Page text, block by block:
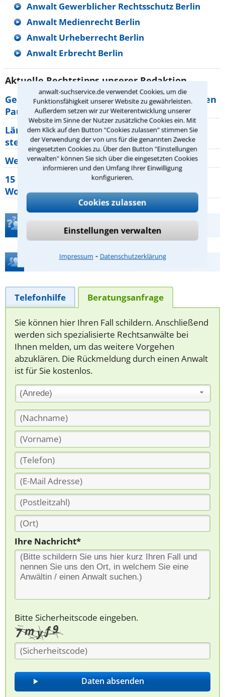
anwalt-suchservice.de verwendet Cookies, um die
Funktionsfähigkeit unserer Website zu gewährleisten.
Außerdem setzen wir zur Weiterentwicklung unserer
Website im Sinne der Nutzer zusätzliche Cookies ein. Mit
dem Klick auf den Button "Cookies zulassen" stimmen Sie
der Verwendung der von uns für die genannten Zwecke
eingesetzten Cookies zu. Über den Button "Einstellungen
verwalten" können Sie sich über die eingesetzten Cookies
informieren und den Umfang Ihrer Einwilligung
konfigurieren.
Cookies zulassen
Einstellungen verwalten
Impressum ⁃ Datenschutzerklärung
Anwalt Gewerblicher Rechtsschutz Berlin
Anwalt Medienrecht Berlin
Anwalt Urheberrecht Berlin
Anwalt Erbrecht Berlin
Aktuelle Rechtstipps unserer Redaktion
Geänderte Abflugzeiten: Welche Rechte haben
Pauschalurlauber?
Lärm von den Nachbarn: Welche Rechte
stehen mir zu?
Wer muss Zweitwohnungssteuer zahlen?
15 elementare Rechte, die jeder
Wohnungseigentümer kennen sollte
Teste Dein Rechtswissen
Hilfe bei Ihrer Anwaltsuche?
Telefonhilfe Beratungsanfrage
Sie können hier Ihren Fall schildern. Anschließend
werden sich spezialisierte Rechtsanwälte bei
Ihnen melden, um das weitere Vorgehen
abzuklären. Die Rückmeldung durch einen Anwalt
ist für Sie kostenlos.
(Anrede)
Ihre Nachricht*
Bitte Sicherheitscode eingeben.